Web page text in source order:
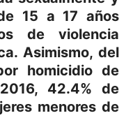
15 a 17 años
de violencia
Asimismo, del
homicidio de
42.4% de
menores de